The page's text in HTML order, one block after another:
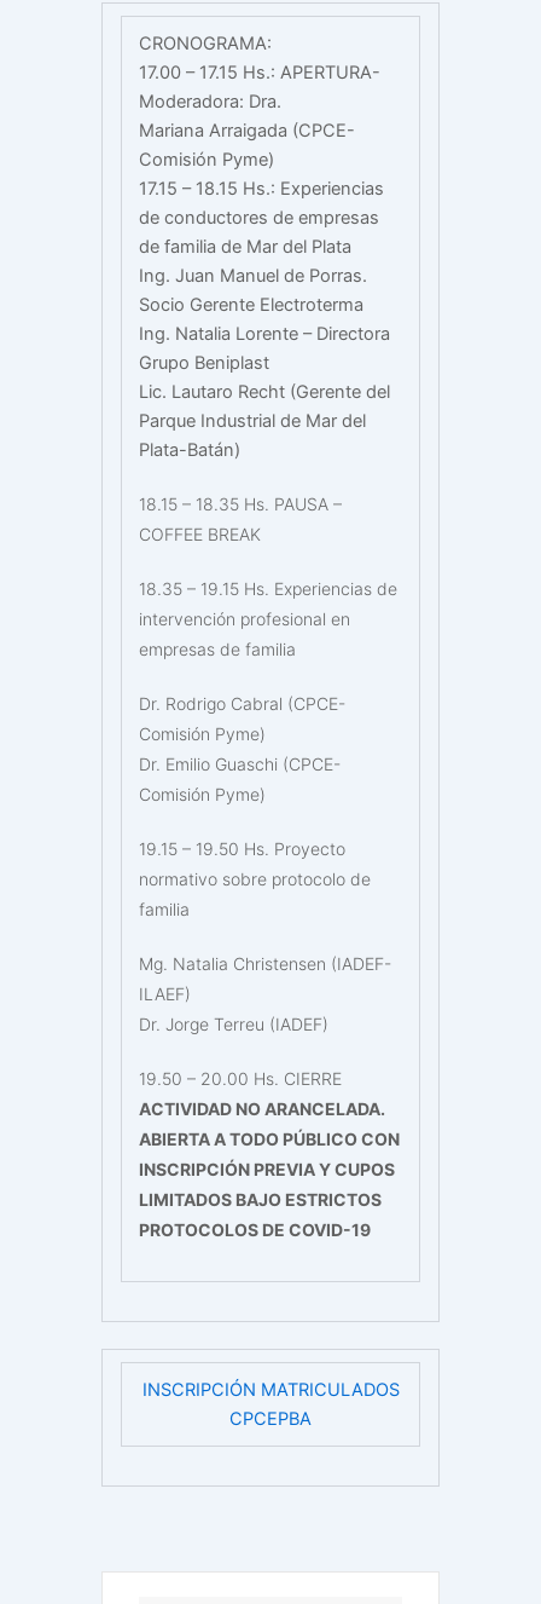
CRONOGRAMA:
17.00 – 17.15 Hs.: APERTURA-
Moderadora: Dra.
Mariana Arraigada (CPCE-
Comisión Pyme)
17.15 – 18.15 Hs.: Experiencias
de conductores de empresas
de familia de Mar del Plata
Ing. Juan Manuel de Porras.
Socio Gerente Electroterma
Ing. Natalia Lorente – Directora
Grupo Beniplast
Lic. Lautaro Recht (Gerente del
Parque Industrial de Mar del
Plata-Batán)
18.15 – 18.35 Hs. PAUSA –
COFFEE BREAK
18.35 – 19.15 Hs. Experiencias de
intervención profesional en
empresas de familia
Dr. Rodrigo Cabral (CPCE-
Comisión Pyme)
Dr. Emilio Guaschi (CPCE-
Comisión Pyme)
19.15 – 19.50 Hs. Proyecto
normativo sobre protocolo de
familia
Mg. Natalia Christensen (IADEF-
ILAEF)
Dr. Jorge Terreu (IADEF)
19.50 – 20.00 Hs. CIERRE
ACTIVIDAD NO ARANCELADA.
ABIERTA A TODO PÚBLICO CON
INSCRIPCIÓN PREVIA Y CUPOS
LIMITADOS BAJO ESTRICTOS
PROTOCOLOS DE COVID-19
INSCRIPCIÓN MATRICULADOS
CPCEPBA